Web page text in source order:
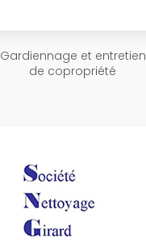
Gardiennage et entretien
de copropriété